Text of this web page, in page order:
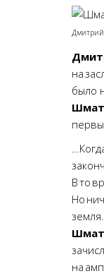
на
было
В то
Но
на